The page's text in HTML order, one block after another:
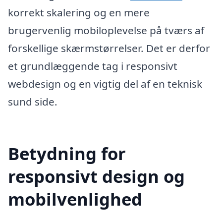
korrekt skalering og en mere
brugervenlig mobiloplevelse på tværs af
forskellige skærmstørrelser. Det er derfor
et grundlæggende tag i responsivt
webdesign og en vigtig del af en teknisk
sund side.
Betydning for
responsivt design og
mobilvenlighed